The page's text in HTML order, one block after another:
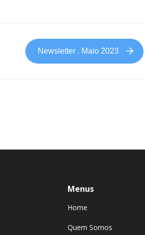
Newsletter . Maio 2023
Menus
Home
Quem Somos